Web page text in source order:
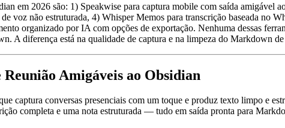
em 2026 são: 1) Speakwise para captura mobile com saída
voz não estruturada, 4) Whisper Memos para transcrição baseada no
organizado por IA com opções de exportação. Nenhuma dessas
A diferença está na qualidade de captura e na limpeza do Markdown de
Amigáveis ao Obsidian
captura conversas presenciais com um toque e produz texto limpo e
completa e uma nota estruturada — tudo em saída pronta para